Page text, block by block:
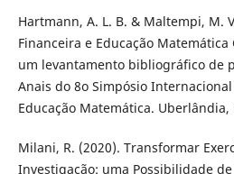
Hartmann, A. L. B. & Maltempi, M.
Financeira e Educação
um levantamento bibliográfico de
Anais do 8o Simpósio
Educação Matemática. Uberlândia,
Milani, R. (2020). Transformar
Investigação: uma Possibilidade